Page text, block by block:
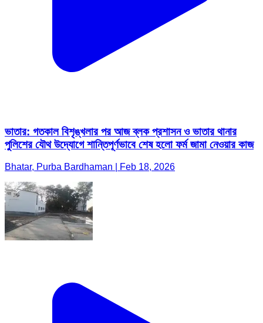
ভাতার: গতকাল বিশৃঙ্খলার পর আজ ব্লক প্রশাসন ও ভাতার থানার
পুলিশের যৌথ উদ্যোগে শান্তিপূর্ণভাবে শেষ হলো ফর্ম জামা নেওয়ার কাজ
Bhatar, Purba Bardhaman | Feb 18, 2026